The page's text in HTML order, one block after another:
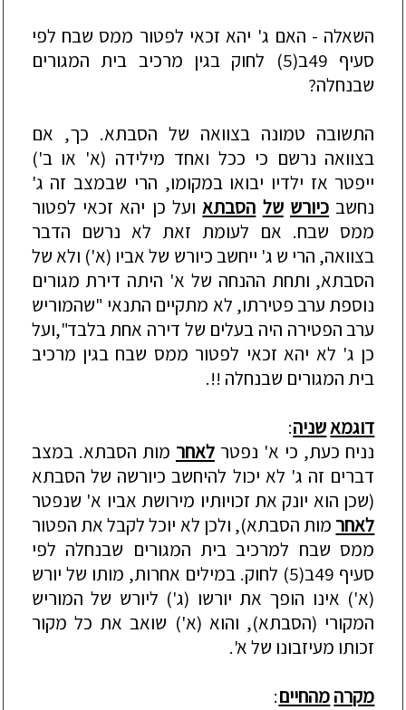
השאלה - האם ג' יהא זכאי לפטור ממס שבח לפי
סעיף 49ב(5) לחוק בגין מרכיב בית המגורים
שבנחלה?
התשובה טמונה בצוואה של הסבתא. כך, אם
בצוואה נרשם כי ככל ואחד מילידה (א' אוב')
ייפטר אז ילדיו יבואובמקומו, הרי שבמצב זה ג'
נחשב כיורש של הסבתא ועל כן יהא זכאי לפטור
ממס שבח. אם לעומת זאת לא נרשם הדבר
בצוואה, הרי ש ג' ייחשב כיורש שלאביו (א') ולאשל
הסבתא, ותחת ההנחה של א' היתה דירת מגורים
נוספת ערב פטירתו, לא מתקיים התנאי "שהמוריש
ערב הפטירה היה בעלים של דירה אחתבלבד",ועל
כן ג' לא יהא זכאי לפטור ממס שבח בגין מרכיב
בית המגורים שבנחלה !!.
דוגמאשניה:
נניח כעת, כי א' נפטרלאחר מות הסבתא.במצב
דברים זה ג' לא יכול להיחשב כיורשה של הסבתא
(שכן הוא יונק את זכויותיו מירושת אביו א' שנפטר
לאחר מות הסבתא), ולכן לא יוכללקבלאת הפטור
ממס שבח למרכיב בית המגורים שבנחלה לפי
סעיף 49ב(5) לחוק. במילים אחרות, מותו של יורש
(א') אינו הופך את יורשו (ג') ליורש של המוריש
המקורי (הסבתא), והוא (א') שואב את כל מקור
זכותו מעיזבונו שלא'.
מקרהמהחיים: